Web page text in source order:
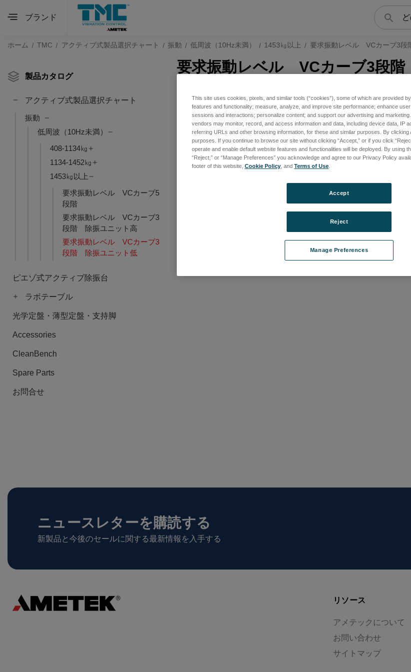
ブランド
検
索
ホーム TMC アクティブ式製品選択チャート 振動 低周波（10Hz未満） 1453㎏以上 要求振動レベル VCカーブ3
製品カタログ
アクティブ式製品選択チャート
振動
低周波（10Hz未満）
408-1134㎏
1134-1452㎏
1453㎏以上
要求振動レベル VCカーブ5
段階
要求振動レベル VCカーブ3
段階 除振ユニット高
要求振動レベル VCカーブ3
段階 除振ユニット低
ピエゾ式アクティブ除振台
ラボテーブル
光学定盤・薄型定盤・支持脚
Accessories
CleanBench
Spare Parts
お問合せ
要求振動レベル VCカーブ3段
ニュースレターを購読する
新製品と今後のセールに関する最新情報を入手する
リソース
アメテックについて
お問い合わせ
サイトマップ
This site uses cookies, pixels, and similar tools (“cookies”), some of which are provided
features and functionality; measure, analyze, and improve site performance; enhance
sessions and interactions; personalize content; and support our advertising and
vendors may monitor, record, and access information and data, including device data, IP
referring URLs and other browsing information, for these and similar purposes. By
purposes. If you continue to browse our site without clicking “Accept,” or if you click
operate and enable default website features and functionalities will be deployed. By using
“Reject,” or “Manage Preferences” you acknowledge and agree to our Privacy Policy
footer of this website, Cookie Policy , and Terms of Use
Manage Preferences
Reject
Accept